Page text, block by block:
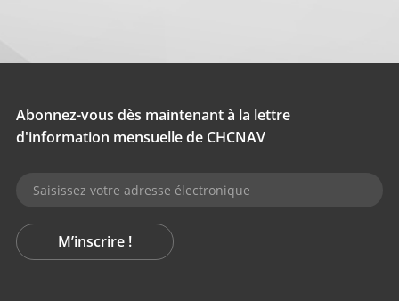
Abonnez-vous dès maintenant à la lettre
d'information mensuelle de CHCNAV
M’inscrire !